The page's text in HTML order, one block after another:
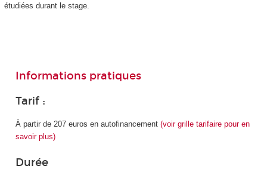
étudiées durant le stage.
Informations pratiques
Tarif :
À partir de 207 euros en autofinancement (voir grille tarifaire pour en
savoir plus)
Durée